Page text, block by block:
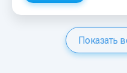
Показать